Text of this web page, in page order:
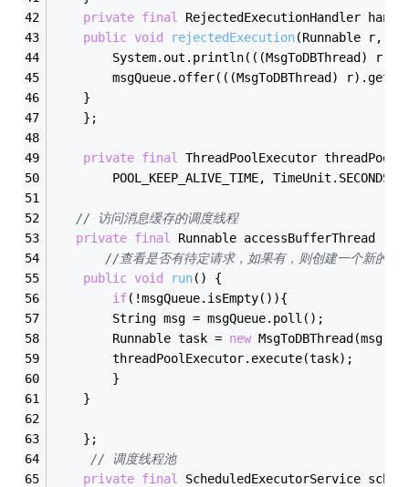
private final
RejectedExecutionHandler
public void rejectedExecution(Runnable r,
System.out.println(((MsgToDBThread)
msgQueue.offer(((MsgToDBThread)
	}
    };
private final
ThreadPoolExecutor
	    POOL_KEEP_ALIVE_TIME, TimeUnit.SECONDS,
// 访问消息缓存的调度线程
private final Runnable accessBufferThread  =
//查看是否有待定请求，如果有，则创建一个新的
public void run()
{
if(!msgQueue.isEmpty()){
		String msg = msgQueue.poll();
		Runnable task =
new MsgToDBThread(msg);
		threadPoolExecutor.execute(task);
	    }
	}
    };
// 调度线程池
private final
ScheduledExecutorService